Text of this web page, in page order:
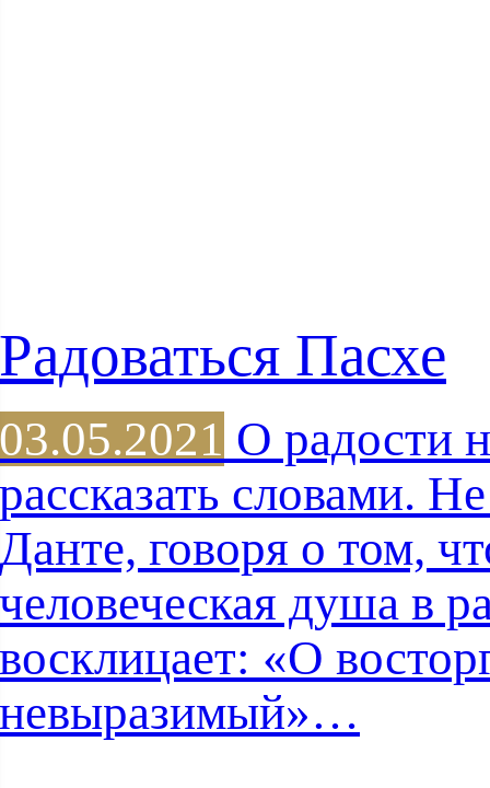
Радоваться Пасхе
03.05.2021 О радости
рассказать словами.
Данте, говоря о том,
человеческая душа в
восклицает: «О
невыразимый»…